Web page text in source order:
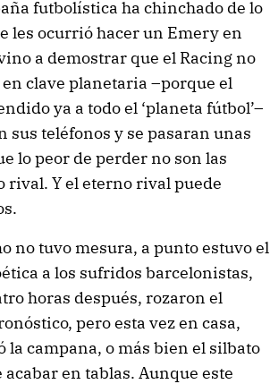
futbolística ha chinchado de lo
les ocurrió hacer un Emery en
a demostrar que el Racing no
clave planetaria –porque el
ya a todo el ‘planeta fútbol’–
sus teléfonos y se pasaran unas
lo peor de perder no son las
rival. Y el eterno rival puede
no tuvo mesura, a punto estuvo el
a los sufridos barcelonistas,
horas después, rozaron el
pero esta vez en casa,
la campana, o más bien el silbato
en tablas. Aunque este